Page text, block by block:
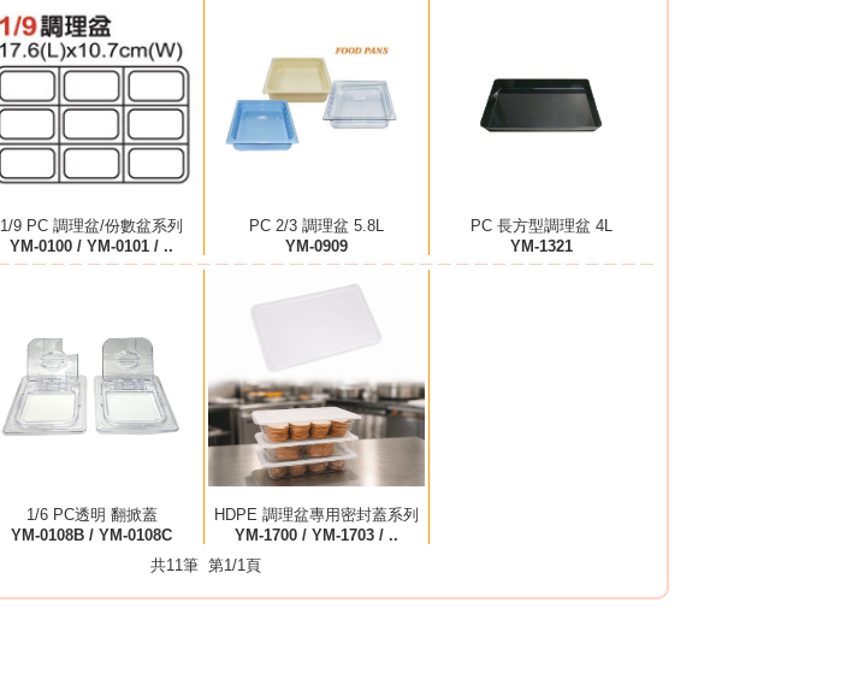
1/9 PC 調理盆/份數盆系列
YM-0100 / YM-0101 / ..
PC 2/3 調理盆 5.8L
YM-0909
PC 長方型調理盆 4L
YM-1321
1/6 PC透明 翻掀蓋
YM-0108B / YM-0108C
HDPE 調理盆專用密封蓋系列
YM-1700 / YM-1703 / ..
共11筆 第1/1頁